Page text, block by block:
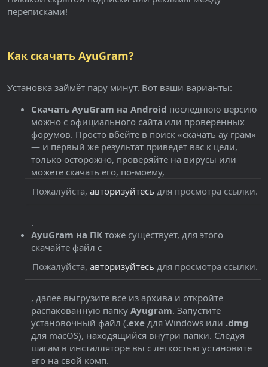
переписками!
Как скачать AyuGram?
Установка займёт пару минут. Вот ваши варианты:
Скачать AyuGram на Android последнюю версию
можно с официального сайта или проверенных
форумов. Просто вбейте в поиск «скачать ау грам»
— и первый же результат приведёт вас к цели,
только осторожно, проверяйте на вирусы или
можете скачать его, по-моему,
Пожалуйста, авторизуйтесь для просмотра ссылки.
.
AyuGram на ПК тоже существует, для этого
скачайте файл с
Пожалуйста, авторизуйтесь для просмотра ссылки.
, далее выгрузите всё из архива и откройте
распакованную папку Ayugram. Запустите
установочный файл (.exe для Windows или .dmg
для macOS), находящийся внутри папки. Следуя
шагам в инсталляторе вы с легкостью установите
его на свой комп.